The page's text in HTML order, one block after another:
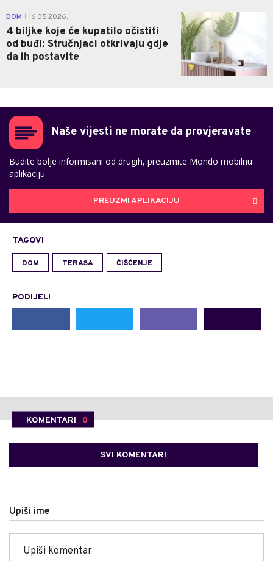
DOM 16.05.2026.
4 biljke koje će kupatilo očistiti
od buđi: Stručnjaci otkrivaju gdje
da ih postavite
Naše vijesti ne morate da provjeravate
Budite bolje informisani od drugih, preuzmite Mondo mobilnu
aplikaciju
PREUZMI APLIKACIJU
TAGOVI
DOM TERASA ČIŠĆENJE
PODIJELI
KOMENTARI 0
SVI KOMENTARI
Upiši ime